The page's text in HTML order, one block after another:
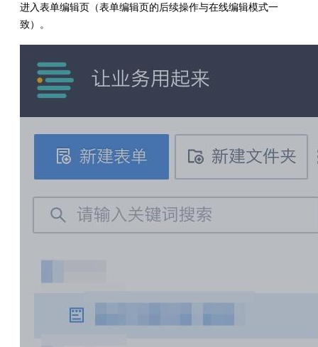
进入表单编辑页（表单编辑页的后续操作与在线编辑模式一
致）。